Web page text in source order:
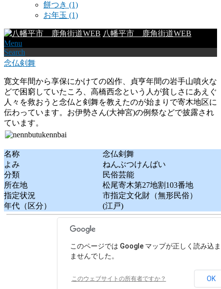
餅つき (1)
お年玉 (1)
八幡平市 鹿角街道WEB
Menu
Search
念仏剣舞
寛文年間から享保にかけての凶作、貞亨年間の岩手山噴火な
どで困窮していたころ、高橋西念という人が貧しさにあえぐ
人々を救おうと念仏と剣舞を教えたのが始まりで寄木地区に
伝わっています。お伊勢さん(大神宮)の例祭などで披露され
ています。
名称
念仏剣舞
よみ
ねんぶつけんばい
分類
民俗芸能
所在地
松尾寄木第27地割103番地
指定状況
市指定文化財（無形民俗）
年代（区分）
(江戸)
このページでは Google マップが正しく読み込
ませんでした。
このウェブサイトの所有者ですか？ OK